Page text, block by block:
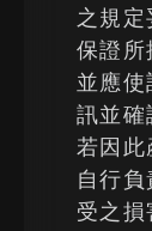
之規
保證所
並應
訊並確
若因
自行
受之損